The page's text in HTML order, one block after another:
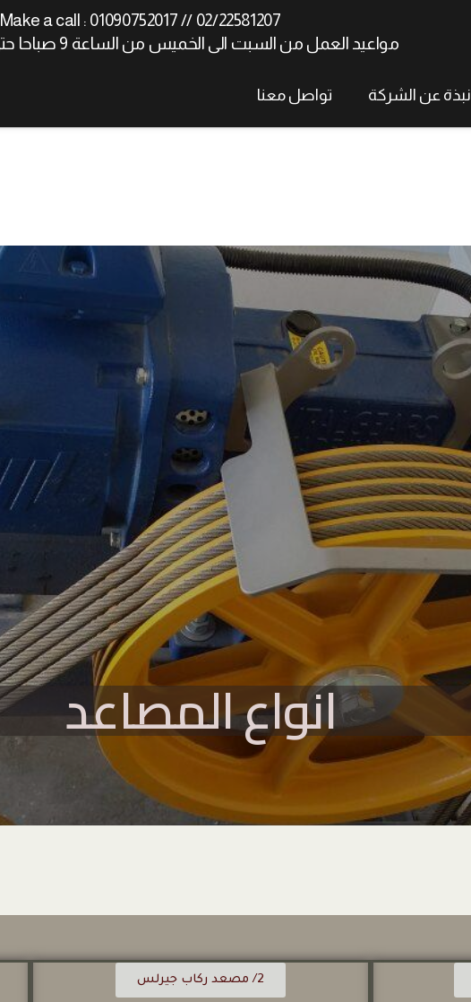
Make a call : 01090752017 // 02/22581207
مواعيد العمل من السبت الى الخميس من الساعة 9 صباحا حتى الساعة 5 مساءا
نبذة عن الشركة تواصل معنا
(أنواع المصاعد)
انواع المصاعد
2/ مصعد ركاب جيرلس